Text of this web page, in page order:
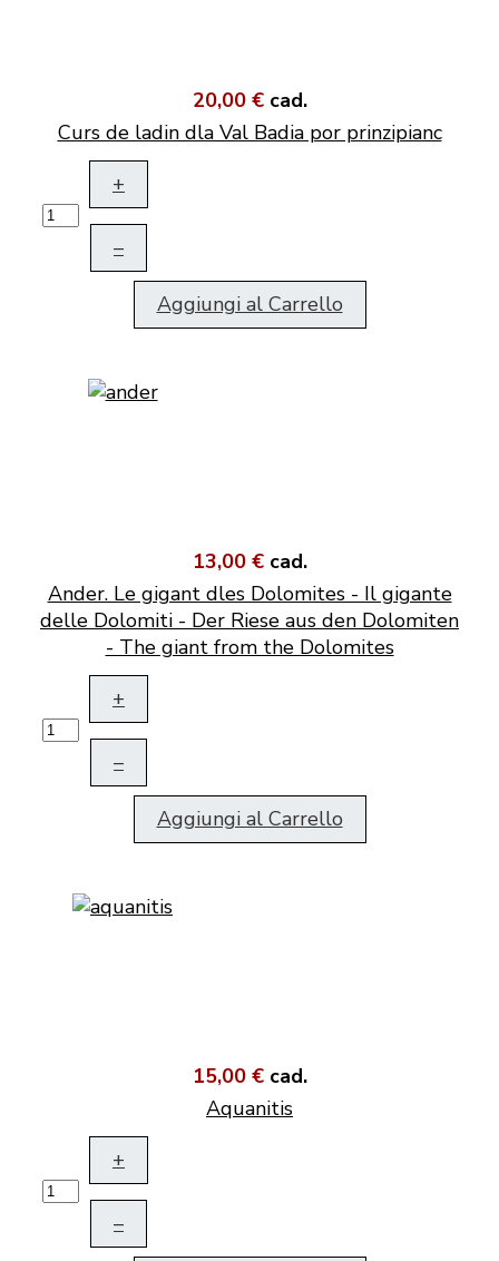
20,00 € cad.
Curs de ladin dla Val Badia por prinzipianc
+
–
Aggiungi al Carrello
13,00 € cad.
Ander. Le gigant dles Dolomites - Il gigante
delle Dolomiti - Der Riese aus den Dolomiten
- The giant from the Dolomites
+
–
Aggiungi al Carrello
15,00 € cad.
Aquanitis
+
–